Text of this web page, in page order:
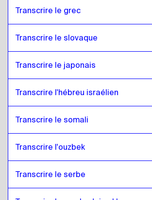
Transcrire le grec
Transcrire le slovaque
Transcrire le japonais
Transcrire l'hébreu israélien
Transcrire le somali
Transcrire l'ouzbek
Transcrire le serbe